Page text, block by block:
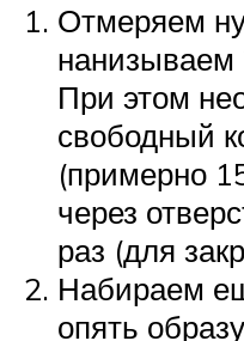
Отмеряем
нанизываем
При этом
свободный
(примерно
через
раз (для
Набираем
опять